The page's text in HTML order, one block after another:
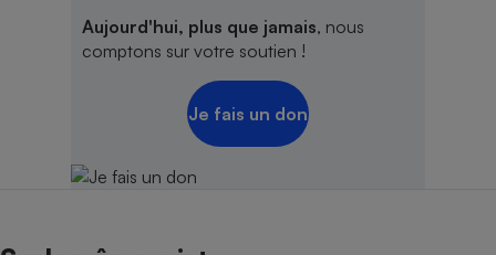
Aujourd'hui, plus que jamais, nous
comptons sur votre soutien !
Je fais un don